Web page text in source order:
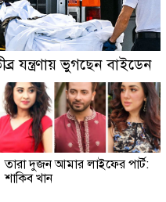
যন্ত্রণায় ভুগছেন বাইডেন
তারা দুজন আমার লাইফের পার্ট:
শাকিব খান